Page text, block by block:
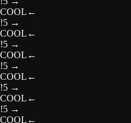
COOL ←
!5 →
COOL ←
!5 →
COOL ←
!5 →
COOL ←
!5 →
COOL ←
!5 →
COOL ←